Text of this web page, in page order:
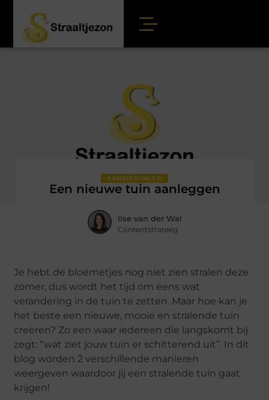
AANBIEDINGEN
Een nieuwe tuin aanleggen
Ilse van der Wal
Contentstrateeg
Je hebt de bloemetjes nog niet zien stralen deze
zomer, dus wordt het tijd om eens wat
verandering in de tuin te zetten. Maar hoe kan je
het beste een nieuwe, mooie en stralende tuin
creëren? Zo een waar iedereen die langskomt bij
zegt: “wat ziet jouw tuin er schitterend uit”. In dit
blog worden 2 verschillende manieren
weergeven waardoor jij een stralende tuin gaat
krijgen!